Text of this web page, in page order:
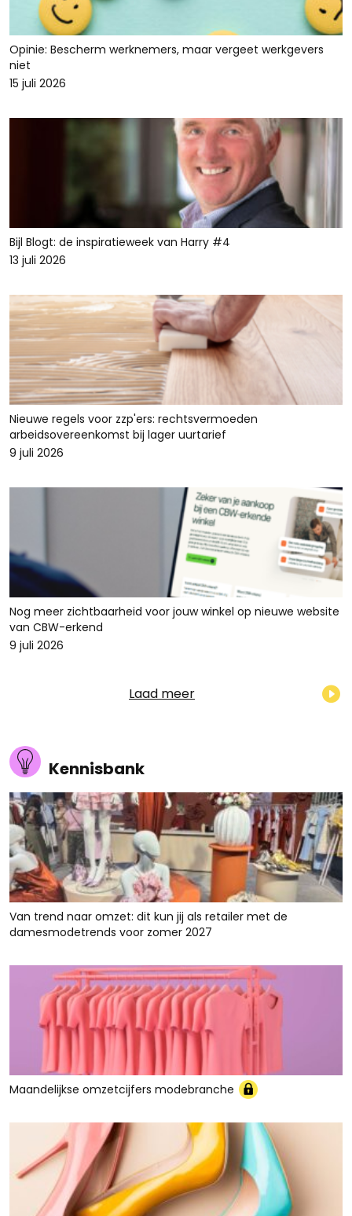
Opinie: Bescherm werknemers, maar vergeet werkgevers
niet
15 juli 2026
Bijl Blogt: de inspiratieweek van Harry #4
13 juli 2026
Nieuwe regels voor zzp'ers: rechtsvermoeden
arbeidsovereenkomst bij lager uurtarief
9 juli 2026
Nog meer zichtbaarheid voor jouw winkel op nieuwe website
van CBW-erkend
9 juli 2026
Laad meer
Kennisbank
Van trend naar omzet: dit kun jij als retailer met de
damesmodetrends voor zomer 2027
Maandelijkse omzetcijfers modebranche